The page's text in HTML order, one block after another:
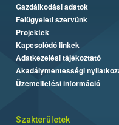
Gazdálkodási adatok
Felügyeleti szervünk
Projektek
Kapcsolódó linkek
Adatkezelési tájékoztató
Akadálymentességi
Üzemeltetési információ
Szakterületek